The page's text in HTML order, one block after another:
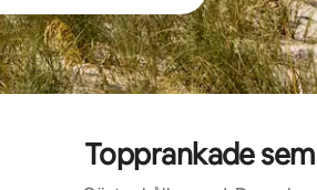
Topprankade